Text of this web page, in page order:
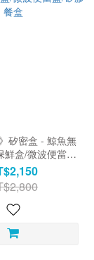
矽密盒 - 鯨魚無
盒/微波便當盒/
膠餐盒